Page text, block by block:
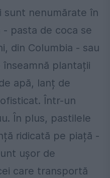
sunt nenumărate în
pasta de coca se
din Columbia - sau
plantații
apă, lanț de
Într-un
În plus, pastilele
ridicată pe piață -
ușor de
care transportă